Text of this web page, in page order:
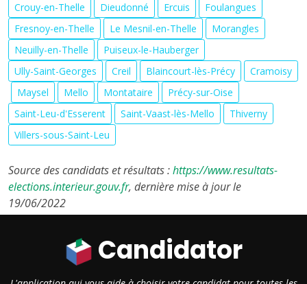
Crouy-en-Thelle
Dieudonné Ercuis
Foulangues
Fresnoy-en-Thelle
Le Mesnil-en-Thelle
Morangles
Neuilly-en-Thelle
Puiseux-le-Hauberger
Ully-Saint-Georges
Creil Blaincourt-lès-Précy
Cramoisy
Maysel
Mello Montataire
Précy-sur-Oise
Saint-Leu-d'Esserent
Saint-Vaast-lès-Mello
Thiverny
Villers-sous-Saint-Leu
Source des candidats et résultats :https://www.resultats-
elections.interieur.gouv.fr, dernière mise à jour le
19/06/2022
Candidator